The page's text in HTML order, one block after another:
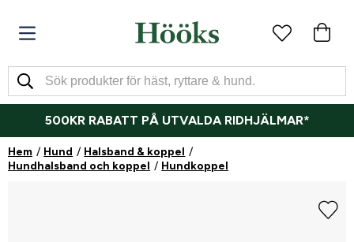
500KR RABATT PÅ UTVALDA RIDHJÄLMAR*
Hem Hund
Halsband & koppel
Hundhalsband och koppel
Hundkoppel